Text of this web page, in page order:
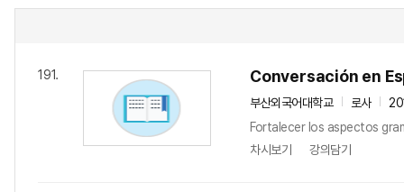
191. Conversación en
부산외국어대학교 로사
Fortalecer los aspectos
차시보기
강의담기